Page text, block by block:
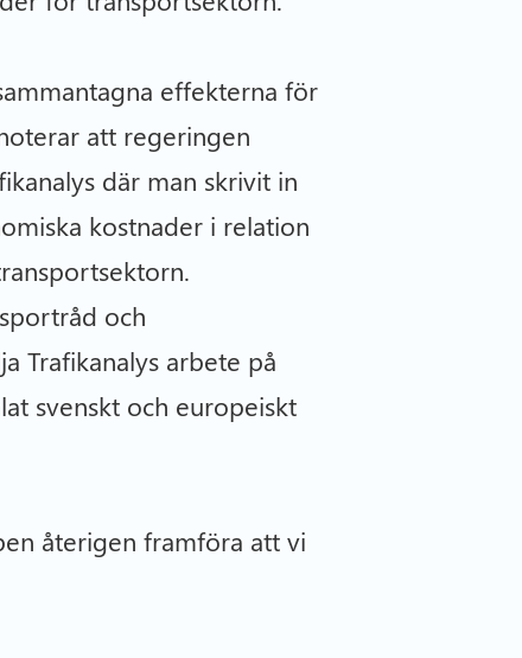
effekterna för
att regeringen
där man skrivit in
kostnader i relation
och
Trafikanalys arbete på
svenskt och europeiskt
återigen framföra att vi